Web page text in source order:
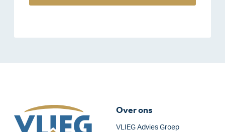
Over ons
VLIEG Advies Groep